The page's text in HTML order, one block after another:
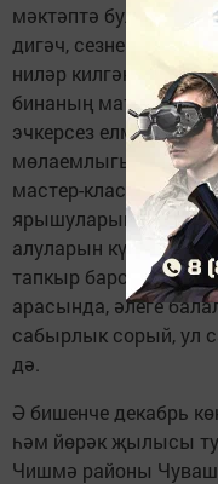
мәктәптә булып
дигәч, сезнең күз
ниләр килгәндер...
бинаның
эчкерсез елмаюын,
мөлаемлыгын әйтеп
мастер-класста
ярышуларын,
алуларын күрү
тапкыр барсак,
арасында, әлеге
сабырлык сорый, ул
дә.
Ә бишенче декабрь
һәм йөрәк җылысы
Чишмә районы